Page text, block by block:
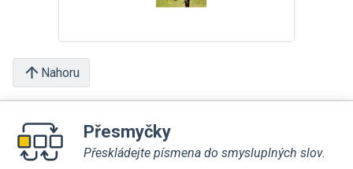
Nahoru
Přesmyčky
Přeskládejte písmena do smysluplných slov.